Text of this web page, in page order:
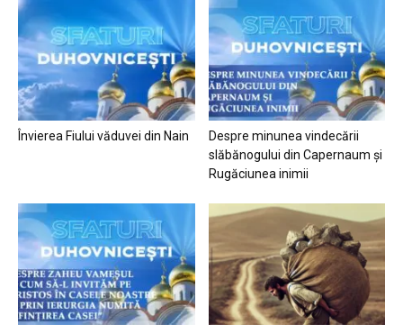
Învierea Fiului văduvei din Nain
Despre minunea vindecării
slăbănogului din Capernaum și
Rugăciunea inimii